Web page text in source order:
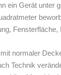
ein Gerät unter
normaler
Technik